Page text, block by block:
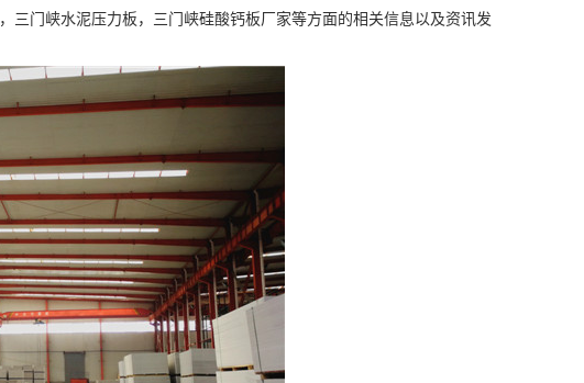
，三门峡水泥压力板，三门峡硅酸钙板厂家等方面的相关信息以及资讯发